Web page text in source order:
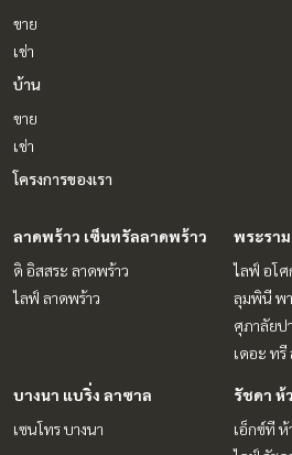
ขาย
เช่า
บ้าน
ขาย
เช่า
โครงการของเรา
ลาดพร้าว เซ็นทรัลลาดพร้าว
ดิ อิสสระ ลาดพร้าว
ไลฟ์ ลาดพร้าว
พระราม
ไลฟ์ อโศ
ลุมพินี พา
ศุภาลัยป
เดอะ ทรี
บางนา แบริ่ง ลาซาล
เซนโทร บางนา
รัชดา ห้
เอ็กซ์ที ห้